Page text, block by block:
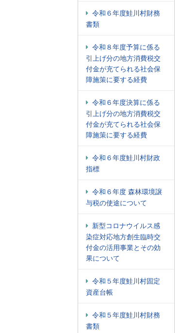
令和６年度鮭川村財務
書類
令和８年度予算に係る
引上げ分の地方消費税交
付金が充てられる社会保
障施策に要する経費
令和６年度決算に係る
引上げ分の地方消費税交
付金が充てられる社会保
障施策に要する経費
令和６年度鮭川村財政
指標
令和６年度 森林環境譲
与税の使途について
新型コロナウイルス感
染症対応地方創生臨時交
付金の活用事業とその効
果について
令和５年度鮭川村固定
資産台帳
令和５年度鮭川村財務
書類